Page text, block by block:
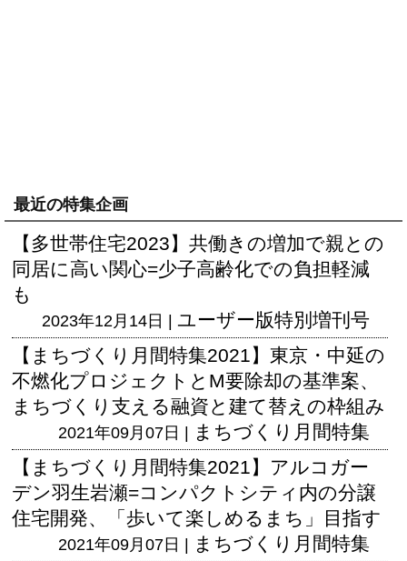
最近の特集企画
【多世帯住宅2023】共働きの増加で親との
同居に高い関心=少子高齢化での負担軽減
も
2023年12月14日 | ユーザー版特別増刊号
【まちづくり月間特集2021】東京・中延の
不燃化プロジェクトとM要除却の基準案、
まちづくり支える融資と建て替えの枠組み
2021年09月07日 | まちづくり月間特集
【まちづくり月間特集2021】アルコガー
デン羽生岩瀬=コンパクトシティ内の分譲
住宅開発、「歩いて楽しめるまち」目指す
2021年09月07日 | まちづくり月間特集